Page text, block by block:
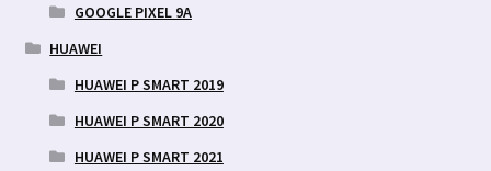
GOOGLE PIXEL 9A
HUAWEI
HUAWEI P SMART 2019
HUAWEI P SMART 2020
HUAWEI P SMART 2021